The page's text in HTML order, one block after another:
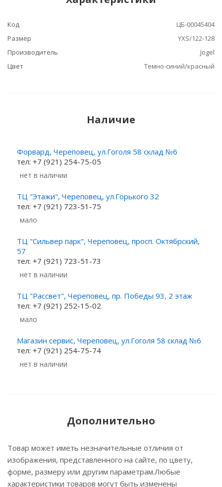
Код
ЦБ-00045404
Размер
YXS/122-128
Производитель
Jogel
Цвет
Темно-синий/красный
Наличие
Форвард, Череповец, ул.Гоголя 58 склад №6
тел: +7 (921) 254-75-05
Нет в наличии
ТЦ "Этажи", Череповец, ул.Горького 32
тел: +7 (921) 723-51-75
Мало
ТЦ "Сильвер парк", Череповец, просп. Октябрский,
57
тел: +7 (921) 723-51-73
Нет в наличии
ТЦ "Рассвет", Череповец, пр. Победы 93, 2 этаж
тел: +7 (921) 252-15-02
Мало
Магазин сервис, Череповец, ул.Гоголя 58 склад №6
тел: +7 (921) 254-75-74
Нет в наличии
Дополнительно
Товар может иметь незначительные отличия от
изображения, представленного на сайте, по цвету,
форме, размеру или другим параметрам.Любые
характеристики товаров могут быть изменены